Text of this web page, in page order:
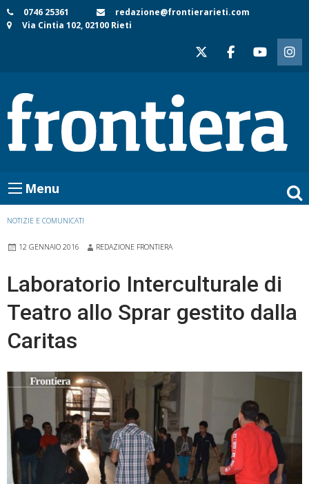
Skip
to
0746 25361
redazione@frontierarieti.com
Via Cintia 102, 02100 Rieti
Menu
NOTIZIE E COMUNICATI
12 GENNAIO 2016 REDAZIONE FRONTIERA
Laboratorio Interculturale di
Teatro allo Sprar gestito dalla
Caritas